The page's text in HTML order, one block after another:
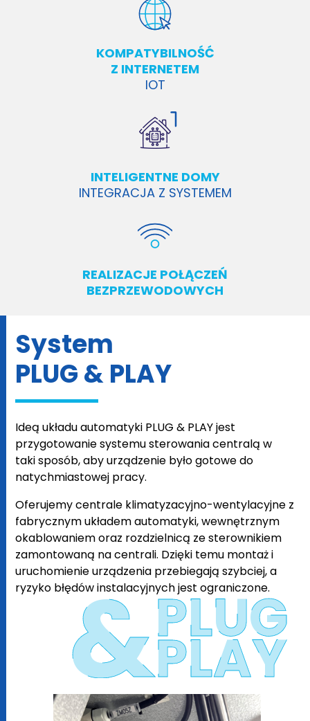
KOMPATYBILNOŚĆ
Z INTERNETEM
IOT
INTELIGENTNE DOMY
INTEGRACJA Z SYSTEMEM
REALIZACJE POŁĄCZEŃ
BEZPRZEWODOWYCH
System
PLUG & PLAY
Ideą układu automatyki PLUG & PLAY jest
przygotowanie systemu sterowania centralą w
taki sposób, aby urządzenie było gotowe do
natychmiastowej pracy.
Oferujemy centrale klimatyzacyjno-wentylacyjne z
fabrycznym układem automatyki, wewnętrznym
okablowaniem oraz rozdzielnicą ze sterownikiem
zamontowaną na centrali. Dzięki temu montaż i
uruchomienie urządzenia przebiegają szybciej, a
ryzyko błędów instalacyjnych jest ograniczone.
&PLUG
PLAY